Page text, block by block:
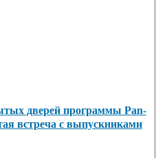
дверей программы Pan-
встреча с выпускниками